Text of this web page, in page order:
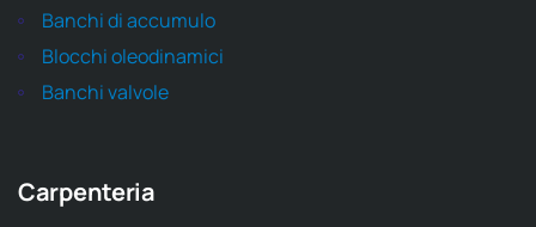
Banchi di accumulo
Blocchi oleodinamici
Banchi valvole
Carpenteria